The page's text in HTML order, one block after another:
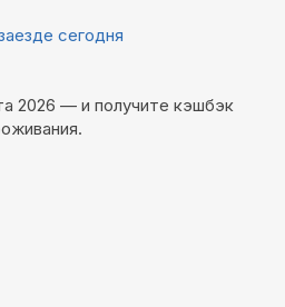
сегодня
2026 — и получите кэшбэк